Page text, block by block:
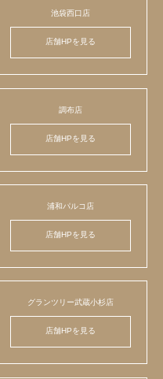
池袋西口店
店舗HPを見る
調布店
店舗HPを見る
浦和パルコ店
店舗HPを見る
グランツリー武蔵小杉店
店舗HPを見る